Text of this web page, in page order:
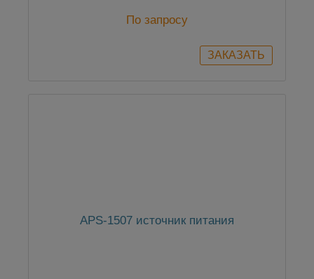
По запросу
APS-1507 источник питания